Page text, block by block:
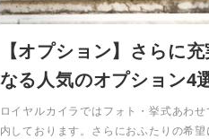
【オプション】さらに
なる人気のオプション4
ロイヤルカイラではフォト・挙式あわ
内しております。さらにおふたりの希